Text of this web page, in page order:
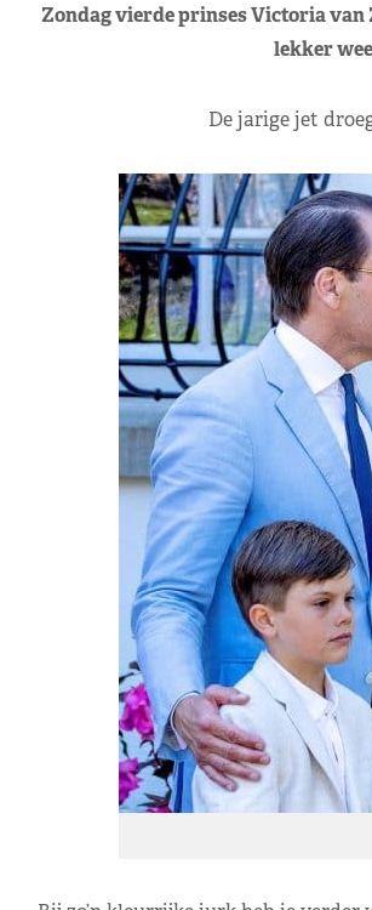
Zondag vierde prinses Victoria van
lekker
De jarige jet